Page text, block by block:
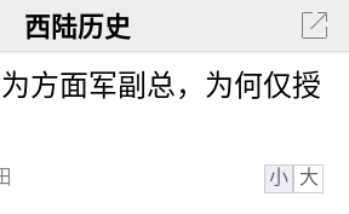
西陆历史
方面军副总，为何仅授
小 大